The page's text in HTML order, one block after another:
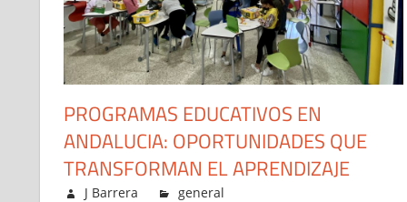
PROGRAMAS EDUCATIVOS EN
ANDALUCIA: OPORTUNIDADES QUE
TRANSFORMAN EL APRENDIZAJE
junio 6, 2026
J Barrera general